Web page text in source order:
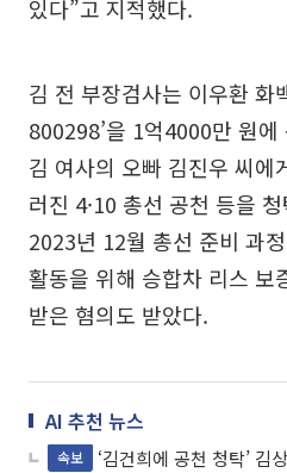
있다”고 지적했다.
김 전 부장검사는 이우환 화
800298’을 1억4000만 원
김 여사의 오빠 김진우 씨에
러진 4·10 총선 공천 등을
2023년 12월 총선 준비 과
활동을 위해 승합차 리스 보
받은 혐의도 받았다.
AI 추천 뉴스
속보
‘김건희에 공천 청탁’ 김상민 2